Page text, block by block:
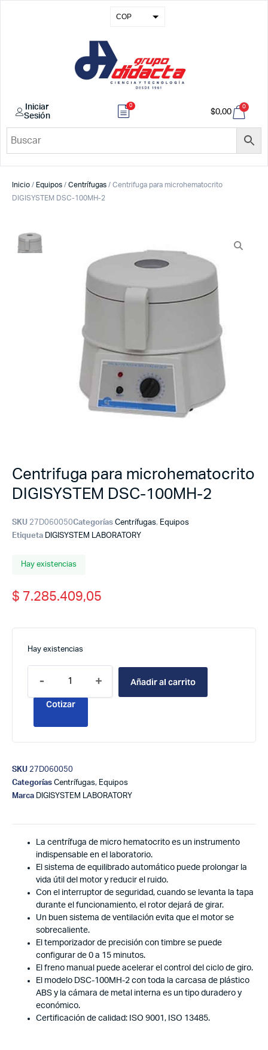
COP
EUR
GBP
Iniciar
Sesión
0
$0,00
0
Inicio / Equipos / Centrífugas / Centrifuga para microhematocrito
DIGISYSTEM DSC-100MH-2
Centrifuga para microhematocrito
DIGISYSTEM DSC-100MH-2
SKU 27D060050Categorías Centrífugas, Equipos
Etiqueta DIGISYSTEM LABORATORY
Hay existencias
$ 7.285.409,05
Hay existencias
- + Añadir al carrito
Cotizar
SKU 27D060050
Categorías Centrífugas, Equipos
Marca DIGISYSTEM LABORATORY
La centrífuga de micro hematocrito es un instrumento
indispensable en el laboratorio.
El sistema de equilibrado automático puede prolongar la
vida útil del motor y reducir el ruido.
Con el interruptor de seguridad, cuando se levanta la tapa
durante el funcionamiento, el rotor dejará de girar.
Un buen sistema de ventilación evita que el motor se
sobrecaliente.
El temporizador de precisión con timbre se puede
configurar de 0 a 15 minutos.
El freno manual puede acelerar el control del ciclo de giro.
El modelo DSC-100MH-2 con toda la carcasa de plástico
ABS y la cámara de metal interna es un tipo duradero y
económico.
Certificación de calidad: ISO 9001, ISO 13485.